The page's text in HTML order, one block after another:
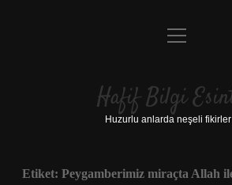
Anasayfa
Yasal Uyarı
menüyü
Hafif Bilgi
Huzurlu anlarda neşeli
Etiket: Peygamberimiz miraçta Allah